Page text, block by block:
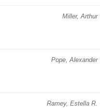
Miller, Arthur
Pope, Alexander
Ramey, Estella R.